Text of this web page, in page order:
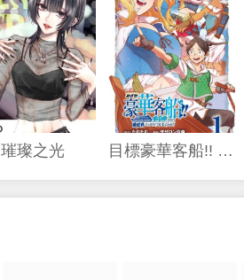
璀璨之光 目標豪華客船!! 運用船召喚技能，在異世界開啟奢華生活